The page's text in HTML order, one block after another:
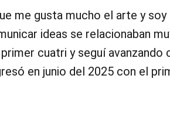
me gusta mucho el arte y soy
ideas se relacionaban
cuatri y seguí avanzando
en junio del 2025 con el